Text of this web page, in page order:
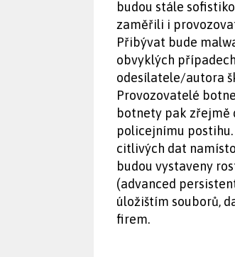
budou stále
zaměřili i
Přibývat bude
obvyklých
odesílatele/autora
Provozovatelé
botnety pak zřejmě
policejnímu
citlivých dat
budou vystaveny
(advanced
úložištím souborů,
firem.